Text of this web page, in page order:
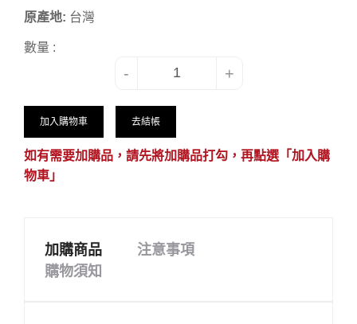
原產地: 台灣
數量 :
- +
加入購物車 去結帳
如有需要加購品，請先將加購品打勾，再點選「加入購
物車」
加購商品
注意事項
購物須知